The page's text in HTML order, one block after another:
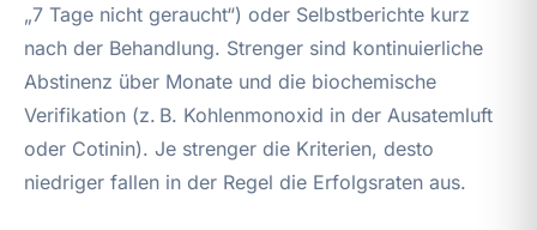
„7 Tage nicht geraucht“) oder Selbstberichte kurz
nach der Behandlung. Strenger sind kontinuierliche
Abstinenz über Monate und die biochemische
Verifikation (z. B. Kohlenmonoxid in der Ausatemluft
oder Cotinin). Je strenger die Kriterien, desto
niedriger fallen in der Regel die Erfolgsraten aus.